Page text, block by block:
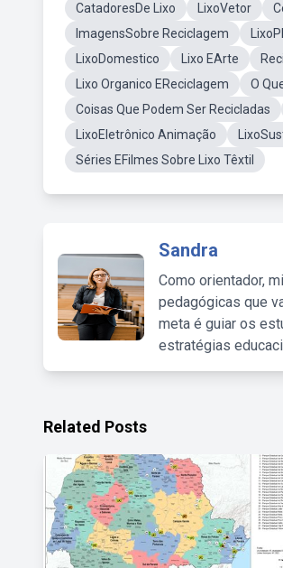
CatadoresDe Lixo
LixoVetor
ImagensSobre Reciclagem
LixoDomestico
Lixo EArte
Lixo Organico EReciclagem
O
Coisas Que Podem Ser Recicladas
LixoEletrônico Animação
Séries EFilmes Sobre Lixo Têxtil
Sandra
Como orientador,
pedagógicas que
meta é guiar os
estratégias
Related Posts